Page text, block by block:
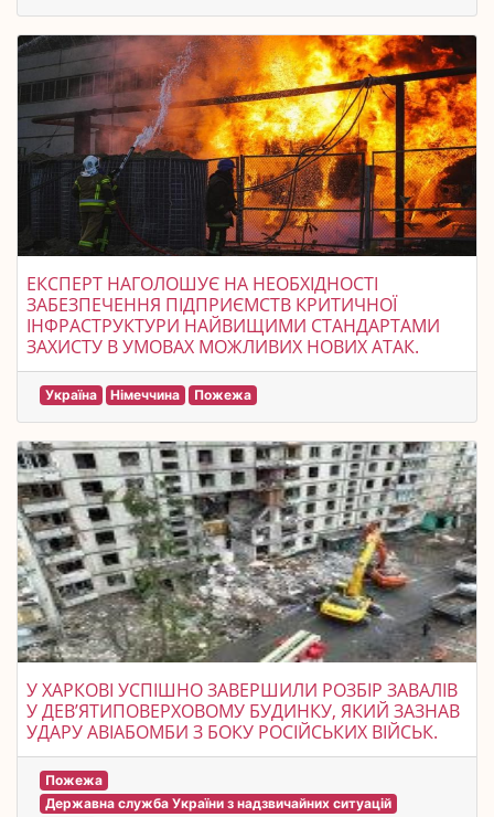
ЕКСПЕРТ НАГОЛОШУЄ НА НЕОБХІДНОСТІ
ЗАБЕЗПЕЧЕННЯ ПІДПРИЄМСТВ КРИТИЧНОЇ
ІНФРАСТРУКТУРИ НАЙВИЩИМИ СТАНДАРТАМИ
ЗАХИСТУ В УМОВАХ МОЖЛИВИХ НОВИХ АТАК.
Україна Німеччина Пожежа
У ХАРКОВІ УСПІШНО ЗАВЕРШИЛИ РОЗБІР ЗАВАЛІВ
У ДЕВ’ЯТИПОВЕРХОВОМУ БУДИНКУ, ЯКИЙ ЗАЗНАВ
УДАРУ АВІАБОМБИ З БОКУ РОСІЙСЬКИХ ВІЙСЬК.
Пожежа
Державна служба України з надзвичайних ситуацій